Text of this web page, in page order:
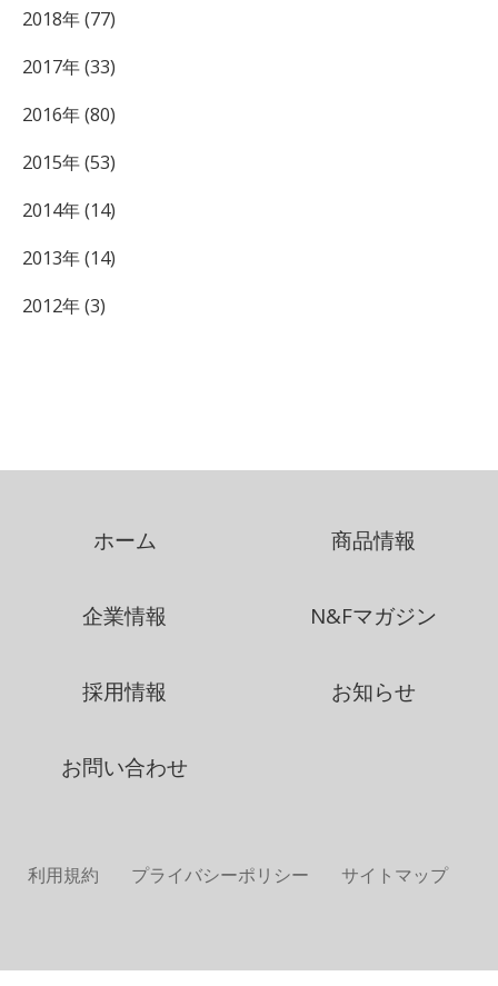
2018年 (77)
2017年 (33)
2016年 (80)
2015年 (53)
2014年 (14)
2013年 (14)
2012年 (3)
ホーム 商品情報
企業情報 N&Fマガジン
採用情報 お知らせ
お問い合わせ
利用規約 プライバシーポリシー サイトマップ